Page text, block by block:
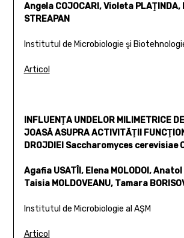
Angela COJOCARI, Violeta PLAŢINDA,
STREAPAN
Institutul de Microbiologie şi
Articol
INFLUENŢA UNDELOR MILIMETRICE
JOASĂ ASUPRA ACTIVITĂŢII
DROJDIEI Saccharomyces cerevisiae
Agafia USATÎI, Elena MOLODOI, Anatol
Taisia MOLDOVEANU, Tamara
Institutul de Microbiologie al AŞM
Articol